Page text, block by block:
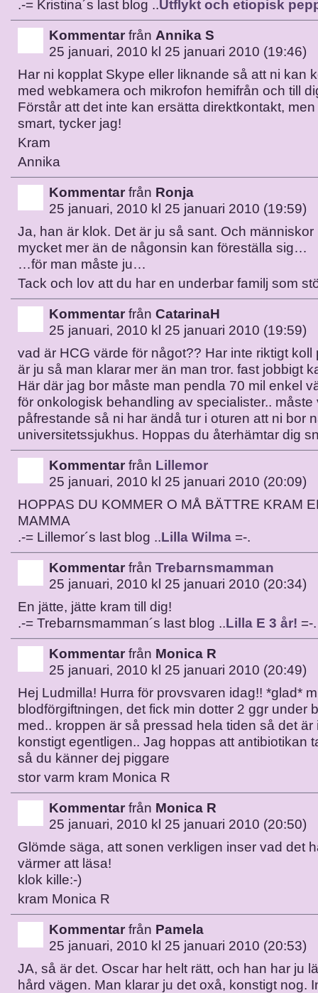
.-= Kristina´s last blog ..Utflykt och etiopisk
Kommentar från Annika S
25 januari, 2010 kl 25 januari 2010 (19:46)
Har ni kopplat Skype eller liknande så att ni kan
med webkamera och mikrofon hemifrån och till
Förstår att det inte kan ersätta direktkontakt,
smart, tycker jag!
Kram
Annika
Kommentar från Ronja
25 januari, 2010 kl 25 januari 2010 (19:59)
Ja, han är klok. Det är ju så sant. Och
mycket mer än de någonsin kan föreställa sig…
…för man måste ju…
Tack och lov att du har en underbar familj som
Kommentar från CatarinaH
25 januari, 2010 kl 25 januari 2010 (19:59)
vad är HCG värde för något?? Har inte riktigt koll
är ju så man klarar mer än man tror. fast jobbigt
Här där jag bor måste man pendla 70 mil enkel
för onkologisk behandling av specialister.. måste
påfrestande så ni har ändå tur i oturen att ni bor
universitetssjukhus. Hoppas du återhämtar dig
Kommentar från Lillemor
25 januari, 2010 kl 25 januari 2010 (20:09)
HOPPAS DU KOMMER O MÅ BÄTTRE KRAM
MAMMA
.-= Lillemor´s last blog ..Lilla Wilma =-.
Kommentar från Trebarnsmamman
25 januari, 2010 kl 25 januari 2010 (20:34)
En jätte, jätte kram till dig!
.-= Trebarnsmamman´s last blog ..Lilla E 3 år! =-.
Kommentar från Monica R
25 januari, 2010 kl 25 januari 2010 (20:49)
Hej Ludmilla! Hurra för provsvaren idag!! *glad*
blodförgiftningen, det fick min dotter 2 ggr under
med.. kroppen är så pressad hela tiden så det är
konstigt egentligen.. Jag hoppas att antibiotikan
så du känner dej piggare
stor varm kram Monica R
Kommentar från Monica R
25 januari, 2010 kl 25 januari 2010 (20:50)
Glömde säga, att sonen verkligen inser vad det
värmer att läsa!
klok kille:-)
kram Monica R
Kommentar från Pamela
25 januari, 2010 kl 25 januari 2010 (20:53)
JA, så är det. Oscar har helt rätt, och han har ju
hård vägen. Man klarar ju det oxå, konstigt nog.